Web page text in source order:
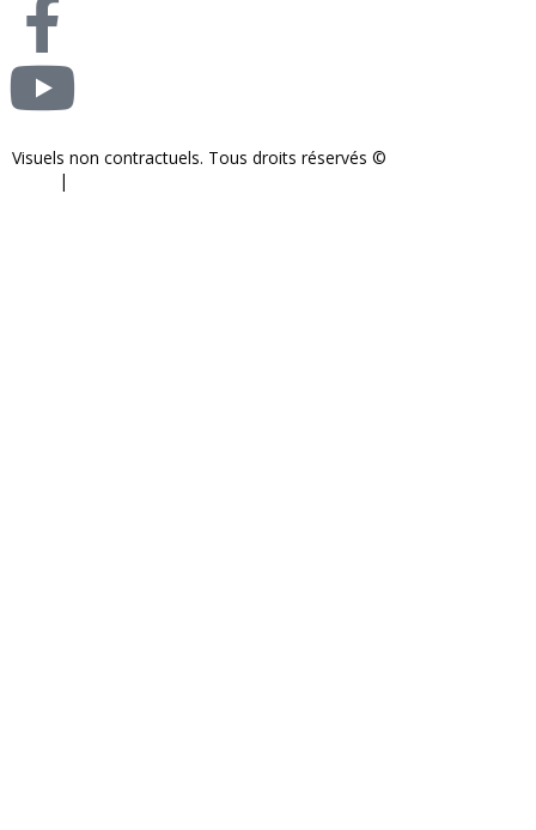
Visuels non contractuels. Tous droits réservés ©
|